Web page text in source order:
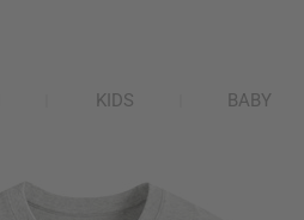
KIDS BABY